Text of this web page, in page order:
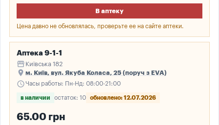
В аптеку
Цена давно не обновлялась, проверьте ее на сайте аптеки.
Аптека 9-1-1
storefront Київська 182
place м. Київ, вул. Якуба Коласа, 25 (поруч з EVA)
scheduleЧасы работы: Пн-Нд: 08:00-21:00
в наличии остаток: 10 обновлено: 12.07.2026
65.00 грн